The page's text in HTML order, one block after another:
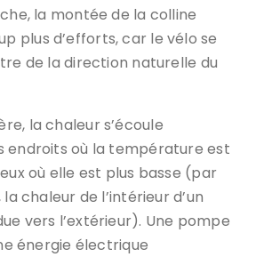
la montée de la colline
plus d’efforts, car le vélo se
de la direction naturelle du
la chaleur s’écoule
endroits où la température est
où elle est plus basse (par
chaleur de l’intérieur d’un
vers l’extérieur). Une pompe
énergie électrique